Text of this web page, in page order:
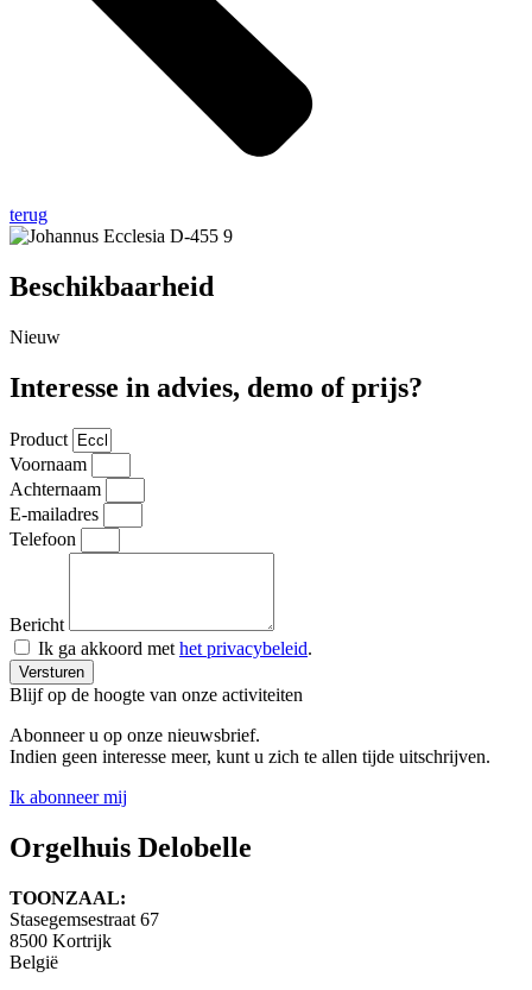
terug
Beschikbaarheid
Nieuw
Interesse in advies, demo of prijs?
Product
Voornaam
Achternaam
E-mailadres
Telefoon
Bericht
Ik ga akkoord met het privacybeleid.
Versturen
Blijf op de hoogte van onze activiteiten
Abonneer u op onze nieuwsbrief.
Indien geen interesse meer, kunt u zich te allen tijde uitschrijven.
Ik abonneer mij
Orgelhuis Delobelle
TOONZAAL:
Stasegemsestraat 67
8500 Kortrijk
België